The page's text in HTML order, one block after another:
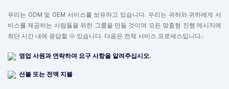
우리는 ODM 및 OEM 서비스를 보유하고 있습니다. 우리는 귀하와 귀하에게 서
비스를 제공하는 사람들을 위한 그룹을 만들 것이며 모든 맞춤형 진행 메시지에
최단 시간 내에 응답할 수 있습니다. 다음은 전체 서비스 프로세스입니다.:
영업 사원과 연락하여 요구 사항을 알려주십시오.
선불 또는 전액 지불